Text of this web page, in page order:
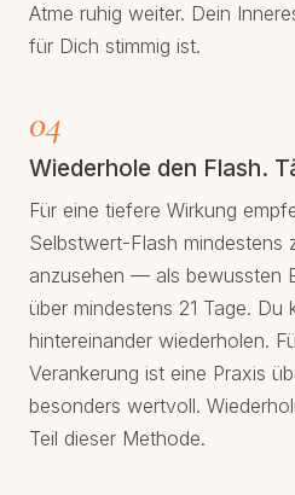
Atme ruhig weiter. Dein
für Dich stimmig ist.
04
Wiederhole den Flash.
Für eine tiefere Wirkung
Selbstwert-Flash mindestens
anzusehen — als bewussten
über mindestens 21 Tage.
hintereinander wiederholen.
Verankerung ist eine Praxis
besonders wertvoll.
Teil dieser Methode.